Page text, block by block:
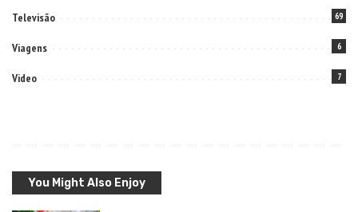
Televisão 69
Viagens 6
Video 7
You Might Also Enjoy